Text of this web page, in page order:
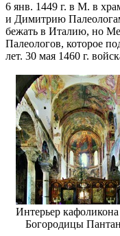
6 янв. 1449 г. в М. в
и Димитрию
бежать в Италию, но
Палеологов, которое
лет. 30 мая 1460 г.
Интерьер
Богородицы